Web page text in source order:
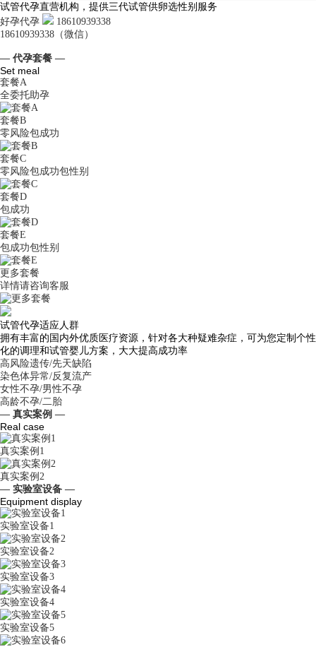
试管代孕直营机构，提供三代试管供卵选性别服务
好孕代孕
18610939338
18610939338（微信）
— 代孕套餐 —
Set meal
套餐A
全委托助孕
套餐B
零风险包成功
套餐C
零风险包成功包性别
套餐D
包成功
套餐E
包成功包性别
更多套餐
详情请咨询客服
试管代孕适应人群
拥有丰富的国内外优质医疗资源，针对各大种疑难杂症，可为您定制个性
化的调理和试管婴儿方案，大大提高成功率
高风险遗传/先天缺陷
染色体异常/反复流产
女性不孕/男性不孕
高龄不孕/二胎
— 真实案例 —
Real case
真实案例1
真实案例2
— 实验室设备 —
Equipment display
实验室设备1
实验室设备2
实验室设备3
实验室设备4
实验室设备5